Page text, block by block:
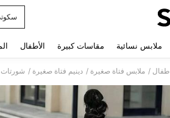
ملابس نسائية مقاسات كبيرة الأطفال
أطفال / ملابس فتاة صغيرة / دينيم فتاة صغيرة / شورتات